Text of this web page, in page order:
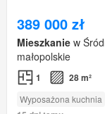
389 000 zł
Mieszkanie w
małopolskie
1 28 m²
Wyposażona kuchnia